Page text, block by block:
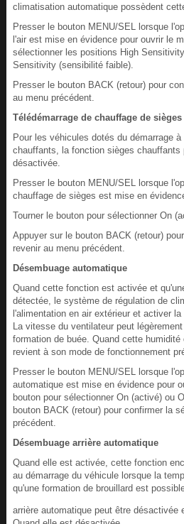
climatisation automatique possèdent
Presser le bouton MENU/SEL lorsque
l'air est mise en évidence pour ouvrir le
sélectionner les positions High
Sensitivity (sensibilité faible).
Presser le bouton BACK (retour) pour
au menu précédent.
Télédémarrage de chauffage de sièges
Pour les véhicules dotés du démarrage
chauffants, la fonction sièges chauffants
désactivée.
Presser le bouton MENU/SEL lorsque
chauffage de sièges est mise en
Tourner le bouton pour sélectionner On
Appuyer sur le bouton BACK (retour)
revenir au menu précédent.
Désembuage automatique
Quand cette fonction est activée et
détectée, le système de régulation de
l'alimentation en air extérieur et activer
La vitesse du ventilateur peut
formation de buée. Quand cette
revient à son mode de fonctionnement
Presser le bouton MENU/SEL lorsque
automatique est mise en évidence pour
bouton pour sélectionner On (activé) ou
bouton BACK (retour) pour confirmer la
précédent.
Désembuage arrière automatique
Quand elle est activée, cette fonction
au démarrage du véhicule lorsque la
qu'une formation de brouillard est
arrière automatique peut être désactivée